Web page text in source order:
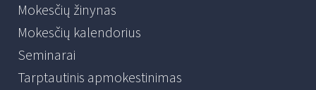
Mokesčių žinynas
Mokesčių kalendorius
Seminarai
Tarptautinis apmokestinimas